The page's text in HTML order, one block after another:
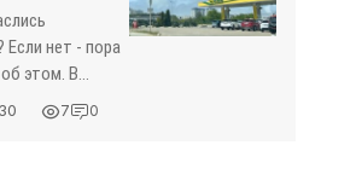
Крыма»
Если нет - пора
этом. В
может
Пока меры
7 0